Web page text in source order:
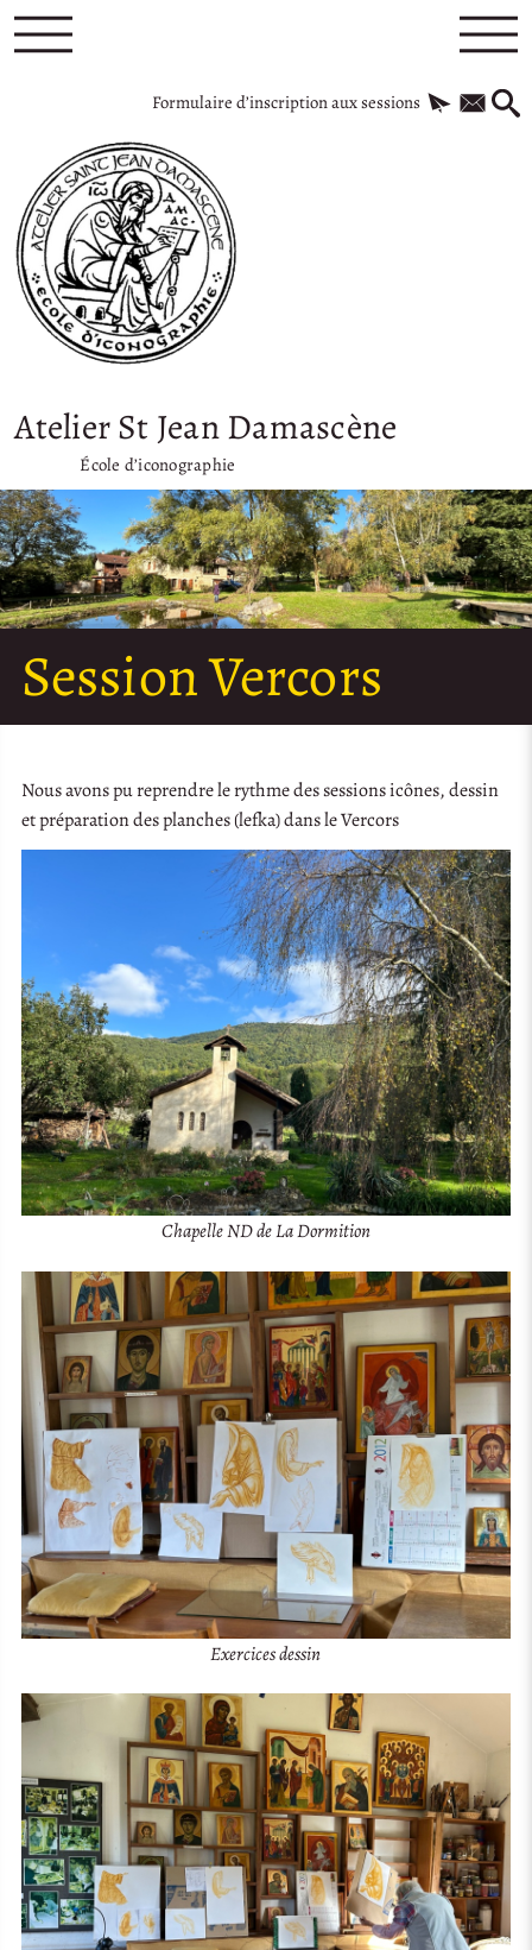
Formulaire d’inscription aux sessions
Atelier St Jean Damascène
École d’iconographie
Session Vercors
Nous avons pu reprendre le rythme des sessions icônes, dessin
et préparation des planches (lefka) dans le Vercors
Chapelle ND de La Dormition
Exercices dessin